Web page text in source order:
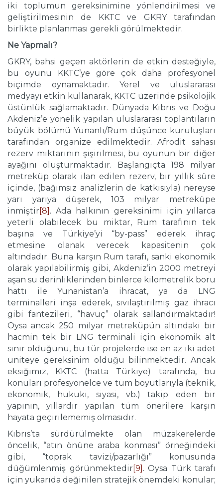
iki toplumun gereksinimine yönlendirilmesi ve
geliştirilmesinin de KKTC ve GKRY tarafından
birlikte planlanması gerekli görülmektedir.
Ne Yapmalı?
GKRY, bahsi geçen aktörlerin de etkin desteğiyle,
bu oyunu KKTC’ye göre çok daha profesyonel
biçimde oynamaktadır. Yerel ve uluslararası
medyayı etkin kullanarak, KKTC üzerinde psikolojik
üstünlük sağlamaktadır. Dünyada Kıbrıs ve Doğu
Akdeniz’e yönelik yapılan uluslararası toplantıların
büyük bölümü Yunanlı/Rum düşünce kuruluşları
tarafından organize edilmektedir. Afrodit sahası
rezerv miktarının şişirilmesi, bu oyunun bir diğer
ayağını oluşturmaktadır. Başlangıçta 198 milyar
metreküp olarak ilan edilen rezerv, bir yıllık süre
içinde, (bağımsız analizlerin de katkısıyla) nereyse
yarı yarıya düşerek, 103 milyar metreküpe
inmiştir [8] . Ada halkının gereksinimi için yıllarca
yeterli olabilecek bu miktar, Rum tarafının tek
başına ve Türkiye’yi “by-pass” ederek ihraç
etmesine olanak verecek kapasitenin çok
altındadır. Buna karşın Rum tarafı, sanki ekonomik
olarak yapılabilirmiş gibi, Akdeniz’in 2000 metreyi
aşan su derinliklerinden binlerce kilometrelik boru
hattı ile Yunanistan’a ihracat, ya da LNG
terminalleri inşa ederek, sıvılaştırılmış gaz ihracı
gibi fantezileri, “havuç” olarak sallandırmaktadır!
Oysa ancak 250 milyar metreküpün altındaki bir
hacmin tek bir LNG terminali için ekonomik alt
sınır olduğunu, bu tür projelerde ise en az iki adet
üniteye gereksinim olduğu bilinmektedir. Ancak
eksiğimiz, KKTC (hatta Türkiye) tarafında, bu
konuları profesyonelce ve tüm boyutlarıyla (teknik,
ekonomik, hukuki, siyasi, vb.) takip eden bir
yapının, yıllardır yapılan tüm önerilere karşın
hayata geçirilememiş olmasıdır.
Kıbrıs’ta sürdürülmekte olan müzakerelerde
öncelik, “atın önüne araba konması” örneğindeki
gibi, “toprak tavizi/pazarlığı” konusunda
düğümlenmiş görünmektedir[9] . Oysa Türk tarafı
için yukarıda değinilen stratejik önemdeki konular;